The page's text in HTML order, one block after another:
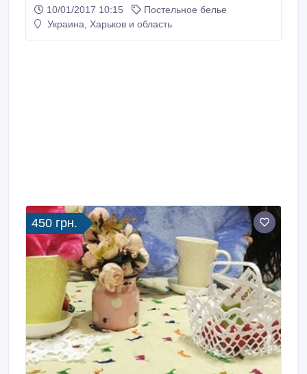
Предлагаем качественные наборы в детскую
кроватку ТМ "Baby". Отличительными
10/01/2017 10:15
Постельное белье
Украина, Харьков и область
450 грн.